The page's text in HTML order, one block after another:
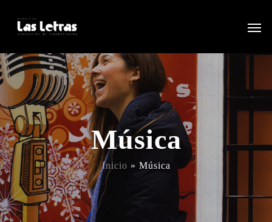
Música
Inicio » Música